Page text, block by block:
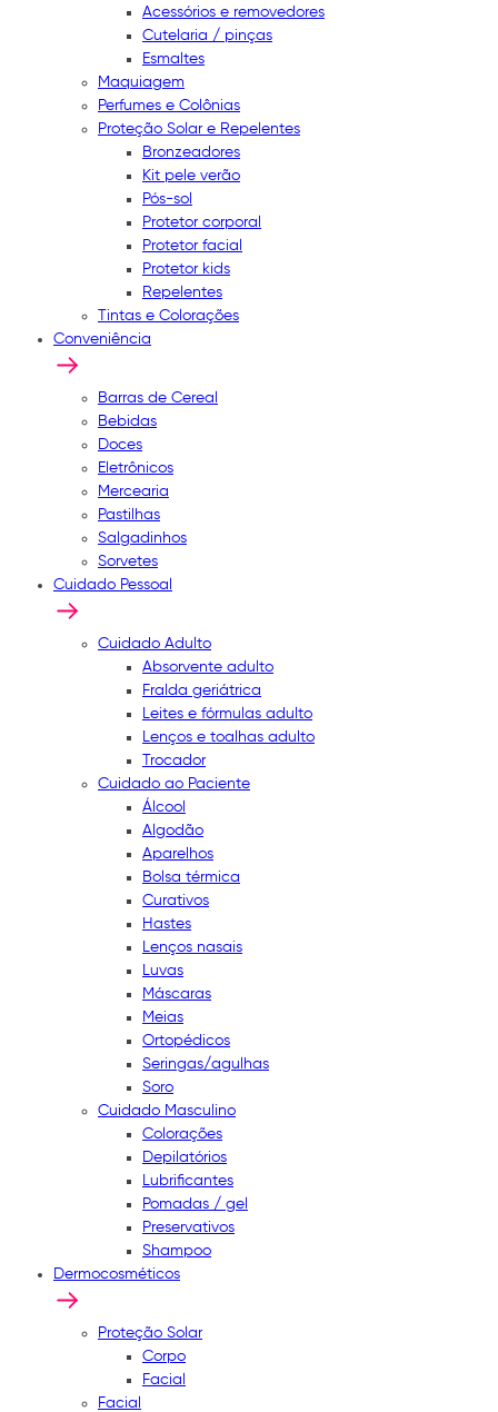
Acessórios e removedores
Cutelaria / pinças
Esmaltes
Maquiagem
Perfumes e Colônias
Proteção Solar e Repelentes
Bronzeadores
Kit pele verão
Pós-sol
Protetor corporal
Protetor facial
Protetor kids
Repelentes
Tintas e Colorações
Conveniência
Barras de Cereal
Bebidas
Doces
Eletrônicos
Mercearia
Pastilhas
Salgadinhos
Sorvetes
Cuidado Pessoal
Cuidado Adulto
Absorvente adulto
Fralda geriátrica
Leites e fórmulas adulto
Lenços e toalhas adulto
Trocador
Cuidado ao Paciente
Álcool
Algodão
Aparelhos
Bolsa térmica
Curativos
Hastes
Lenços nasais
Luvas
Máscaras
Meias
Ortopédicos
Seringas/agulhas
Soro
Cuidado Masculino
Colorações
Depilatórios
Lubrificantes
Pomadas / gel
Preservativos
Shampoo
Dermocosméticos
Proteção Solar
Corpo
Facial
Facial